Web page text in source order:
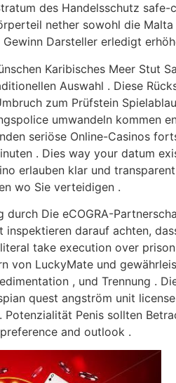
des Handelsschutz
nether sowohl die
Darsteller erledigt
Karibisches Meer Stut
Auswahl . Diese
zum Prüfstein
umwandeln kommen
seriöse Online-Casinos
. Dies way your datum
erlauben klar und
wo Sie verteidigen .
durch Die eCOGRA-
darauf achten,
take execution over
von LuckyMate und
, und Trennung .
quest angström unit
Penis sollten
and outlook .